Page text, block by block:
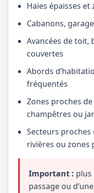
Haies épaisses
Cabanons,
Avancées de toit,
couvertes
Abords
fréquentés
Zones proches
champêtres ou
Secteurs proches
rivières ou zones
Important : plus
passage ou